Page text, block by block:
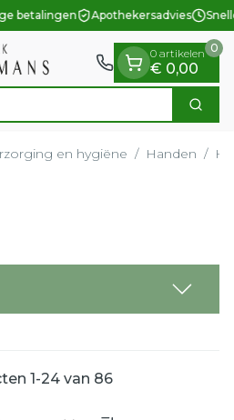
betalingen Apothekersadvies
Zoek
0 artikelen
€ 0,00
0
en hygiëne / Handen /
1 -24van 86